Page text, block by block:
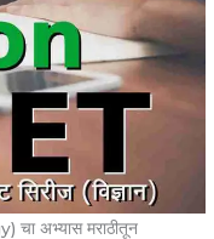
चा अभ्यास मराठीतून